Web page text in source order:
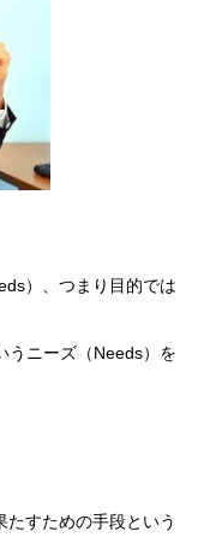
）、つまり目的では
うニーズ（Needs）を
すための手段という